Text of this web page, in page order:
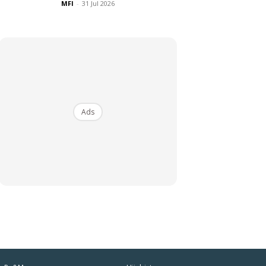
MFI - 31 Jul 2026
Ads